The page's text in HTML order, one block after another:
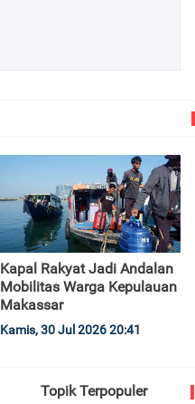
Kapal Rakyat Jadi Andalan
Mobilitas Warga Kepulauan
Makassar
Kamis, 30 Jul 2026 20:41
Topik Terpopuler